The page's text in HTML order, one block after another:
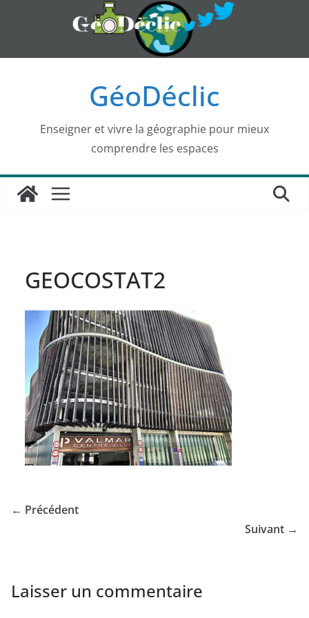
GéoDéclic
Enseigner et vivre la géographie pour mieux
comprendre les espaces
GEOCOSTAT2
← Précédent
Suivant →
Laisser un commentaire